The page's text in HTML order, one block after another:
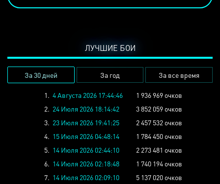
ЛУЧШИЕ БОИ
За 30 дней За год За все время
1. 4 Августа 2026 17:44:46
1 936 969 очков
2. 24 Июля 2026 18:14:42
3 852 059 очков
3. 23 Июля 2026 19:41:25
2 457 532 очков
4. 15 Июля 2026 04:48:14
1 784 450 очков
5. 14 Июля 2026 02:44:10
2 273 481 очков
6. 14 Июля 2026 02:18:48
1 740 194 очков
7. 14 Июля 2026 02:09:10
5 137 020 очков